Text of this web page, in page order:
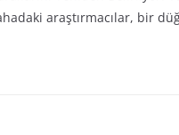
araştırmacılar, bir